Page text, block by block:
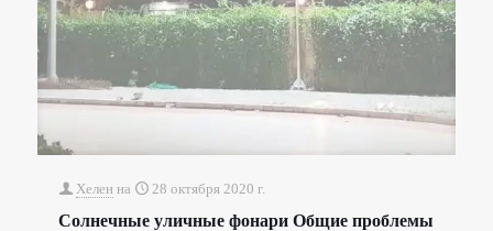
Хелен на 28 октября 2020 г.
Солнечные уличные фонари Общие проблемы